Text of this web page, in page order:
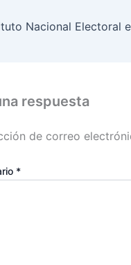
respuesta
de correo
*